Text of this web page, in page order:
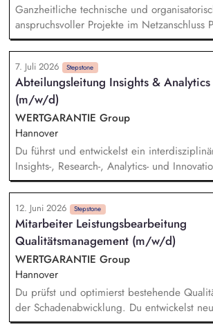
Ganzheitliche technische und
anspruchsvoller Projekte im Netzanschluss
Strukturierung und Überwachung der
einschließlich Kosten, Termine, Qualität,
Ressourcen Steuerung der Entwurfs-,
Ausführungsplanung einschließlich der
Qualitätssicherung technischer
Entwicklung, Bewertung und Abstimmung
Anlagen- und Netzanschlusskonzepte
beteiligten Fachdisziplinen und
Aufgaben, Verantwortlichkeiten und
7. Juli 2026 Stepstone
Abteilungsleitung Insights & Analytics
(m/w/d)
WERTGARANTIE Group
Hannover
Du führst und entwickelst ein
Insights-, Research-, Analytics- und
wertschätzend und ergebnisorientiert. Du
Insights-, Analytics- und Research-
der CX- und ROCX-Strategie des
sorgst für deren wirksame Umsetzung im
stellst sicher, dass Marktforschungs- und
(z. B. Kunden-, Journey-, Markt- und
operative Entscheidungen, Kommunikation
Weiterentwicklung einfließen. Du
und ROCX-KPIs, Dashboards und
Konzeption über die Qualitätssicherung bis
12. Juni 2026 Stepstone
Mitarbeiter Leistungsbearbeitung
Qualitätsmanagement (m/w/d)
WERTGARANTIE Group
Hannover
Du prüfst und optimierst bestehende
der Schadenabwicklung. Du entwickelst
setzt sie um, um ein erstklassiges